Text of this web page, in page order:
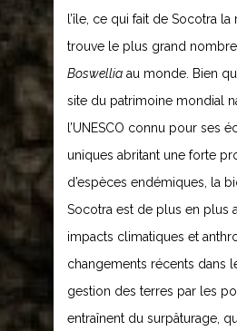
l’île, ce qui fait de Socotra la
trouve le plus grand
Boswellia au monde. Bien
site du patrimoine mondial
l’UNESCO connu pour ses
uniques abritant une forte
d’espèces endémiques, la
Socotra est de plus en plus
impacts climatiques et
changements récents dans
gestion des terres par les
entraînent du surpâturage,